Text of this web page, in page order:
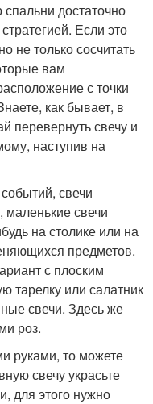
достаточно
Если это
не только сосчитать
вам
с точки
как бывает, в
перевернуть свечу и
наступив на
свечи
свечи
на столике или на
предметов.
с плоским
тарелку или салатник
свечи. Здесь же
роз.
руками, то можете
свечу украсьте
для этого нужно